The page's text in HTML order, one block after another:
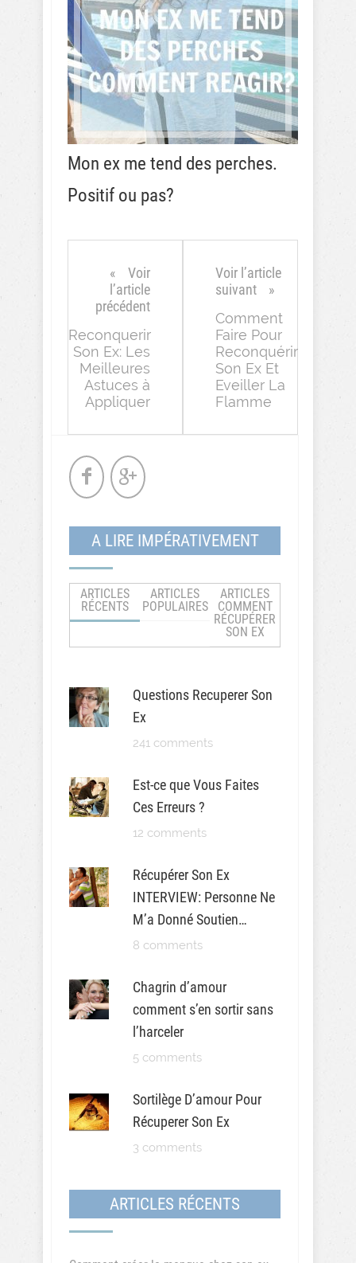
Mon ex me tend des perches.
Positif ou pas?
Voir
l’article
précédent
Reconquerir
Son Ex: Les
Meilleures
Astuces à
Appliquer
Voir l’article
suivant
Comment
Faire Pour
Reconquérir
Son Ex Et
Eveiller La
Flamme
A LIRE IMPÉRATIVEMENT
ARTICLES
RÉCENTS
ARTICLES
POPULAIRES
ARTICLES
COMMENT
RÉCUPÉRER
SON EX
Questions Recuperer Son
Ex
241 comments
Est-ce que Vous Faites
Ces Erreurs ?
12 comments
Récupérer Son Ex
INTERVIEW: Personne Ne
M’a Donné Soutien…
8 comments
Chagrin d’amour
comment s’en sortir sans
l’harceler
5 comments
Sortilège D’amour Pour
Récuperer Son Ex
3 comments
ARTICLES RÉCENTS